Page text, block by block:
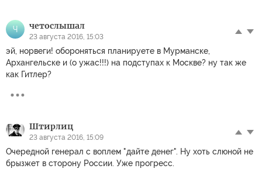
Ч четослышал
23 августа 2016, 15:03
эй, норвеги! обороняться планируете в Мурманске,
Архангельске и (о ужас!!!) на подступах к Москве? ну так же
как Гитлер?
Штирлиц
23 августа 2016, 15:09
Очередной генерал с воплем "дайте денег". Ну хоть слюной не
брызжет в сторону России. Уже прогресс.